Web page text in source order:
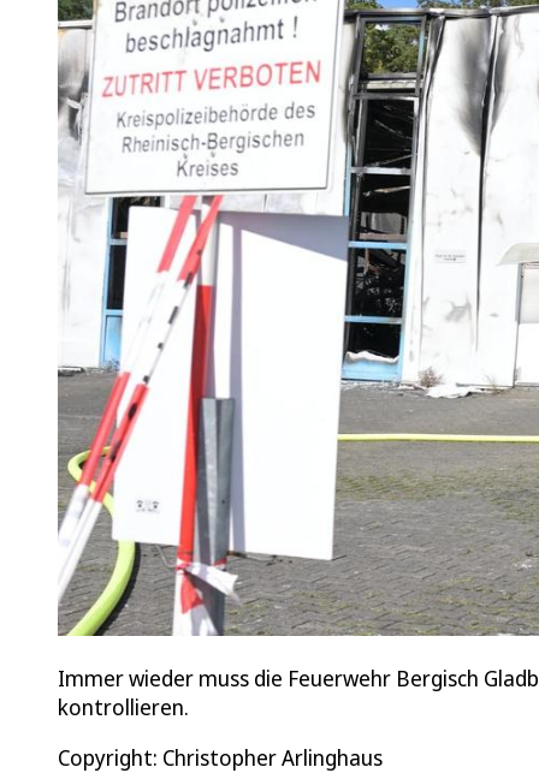
Immer wieder muss die Feuerwehr Bergisch
kontrollieren.
Copyright: Christopher Arlinghaus